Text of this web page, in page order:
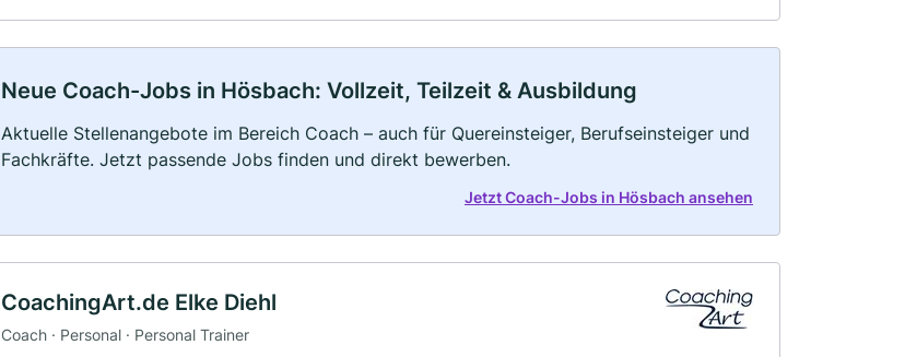
Neue Coach-Jobs in Hösbach: Vollzeit, Teilzeit & Ausbildung
Aktuelle Stellenangebote im Bereich Coach – auch für Quereinsteiger, Berufseinsteiger und
Fachkräfte. Jetzt passende Jobs finden und direkt bewerben.
Jetzt Coach-Jobs in Hösbach ansehen
CoachingArt.de Elke Diehl
Coach · Personal · Personal Trainer